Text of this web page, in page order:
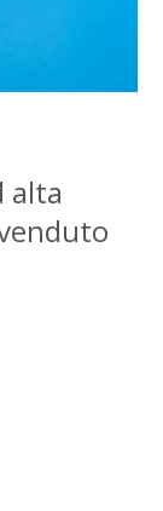
alta